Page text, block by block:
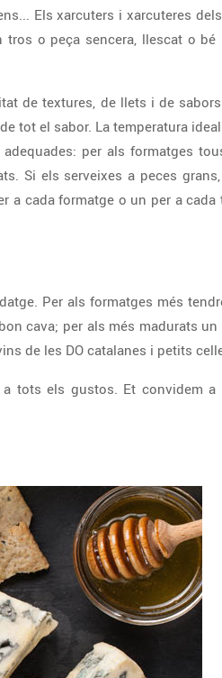
Els xarcuters i xarcuteres
tros o peça sencera, llescat o bé
de textures, de llets i de
tot el sabor. La temperatura
per als formatges
Si els serveixes a peces
a cada formatge o un per a
Per als formatges més
cava; per als més madurats un
de les DO catalanes i petits
tots els gustos. Et convidem a